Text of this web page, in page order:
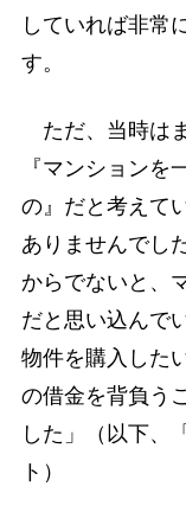
していれば非常
す。
ただ、当時は
『マンションを
の』だと考えて
ありませんでし
からでないと、
だと思い込んで
物件を購入した
の借金を背負う
した」（以下、
ト）